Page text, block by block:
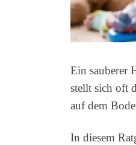
Ein sauberer
stellt sich oft
auf dem
In diesem